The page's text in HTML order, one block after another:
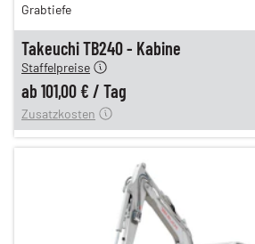
Takeuchi TB240 - Kabine
120,00 €
Staffelpreise
ab 101,00 € / Tag
12,00 €
Zusatzkosten
Grabtiefe